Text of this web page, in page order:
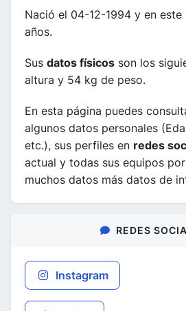
Nació el 04-12-1994 y en este
años.
Sus datos físicos son los
altura y 54 kg de peso.
En esta página puedes
algunos datos personales
etc.), sus perfiles en redes
actual y todas sus equipos
muchos datos más datos de
REDES
Instagram